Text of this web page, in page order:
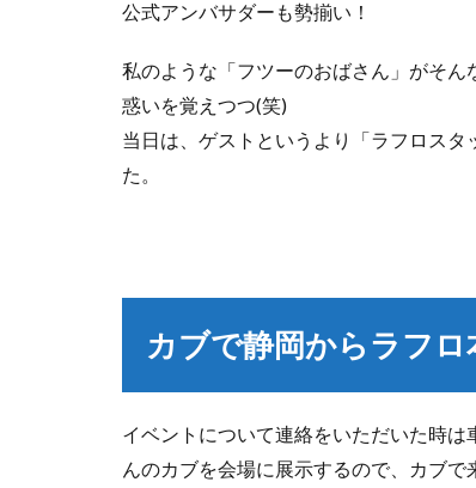
公式アンバサダーも勢揃い！
私のような「フツーのおばさん」がそ
惑いを覚えつつ(笑)
当日は、ゲストというより「ラフロス
た。
カブで静岡からラフロ
イベントについて連絡をいただいた時
んのカブを会場に展示するので、カブ